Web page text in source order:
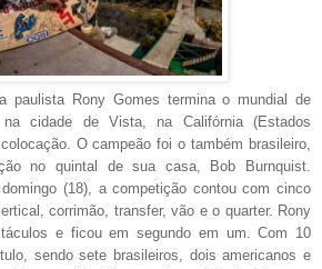
paulista Rony Gomes termina o mundial de
na cidade de Vista, na Califórnia (Estados
O campeão foi o também brasileiro,
no quintal de sua casa, Bob Burnquist.
(18), a competição contou com cinco
corrimão, transfer, vão e o quarter. Rony
e ficou em segundo em um. Com 10
sendo sete brasileiros, dois americanos e